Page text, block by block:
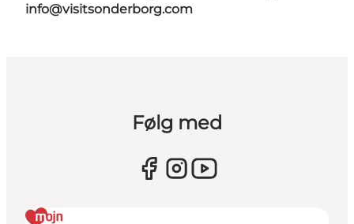
info@visitsonderborg.com
Følg med